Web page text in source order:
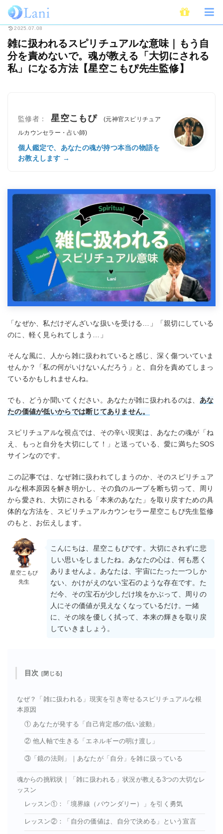
ホーム スピリチュアル 雑に扱われるスピリチュアルな意味｜もう自分を
2025.07.08
雑に扱われるスピリチュアルな意味｜もう自
分を責めないで。魂が教える「大切にされる
私」になる方法【星空こもぴ先生監修】
監修者： 星空こもぴ
(元神官スピリチュア
ルカウンセラー・占い師)
個人鑑定で、あなたの魂が持つ本当の物語を
お教えします →
「なぜか、私だけぞんざいな扱いを受ける…」「親切にしている
のに、軽く見られてしまう…」
そんな風に、人から雑に扱われていると感じ、深く傷ついていま
せんか？「私の何がいけないんだろう」と、自分を責めてしまっ
ているかもしれませんね。
でも、どうか聞いてください。あなたが雑に扱われるのは、 あな
たの価値が低いからでは断じてありません。
スピリチュアルな視点では、その辛い現実は、あなたの魂が「ね
え、もっと自分を大切にして！」と送っている、愛に満ちたSOS
サインなのです。
この記事では、なぜ雑に扱われてしまうのか、そのスピリチュア
ルな根本原因を解き明かし、その負のループを断ち切って、周り
から愛され、大切にされる「本来のあなた」を取り戻すための具
体的な方法を、スピリチュアルカウンセラー星空こもぴ先生監修
のもと、お伝えします。
星空こもぴ
先生
こんにちは、星空こもぴです。大切にされずに悲
しい思いをしましたね。あなたの心は、何も悪く
ありませんよ。あなたは、宇宙にたった一つしか
ない、かけがえのない宝石のような存在です。た
だ今、その宝石が少しだけ埃をかぶって、周りの
人にその価値が見えなくなっているだけ。一緒
に、その埃を優しく拭って、本来の輝きを取り戻
していきましょう。
目次
なぜ？「雑に扱われる」現実を引き寄せるスピリチュアルな根
本原因
① あなたが発する「自己肯定感の低い波動」
② 他人軸で生きる「エネルギーの明け渡し」
③「鏡の法則」｜あなたが「自分」を雑に扱っている
魂からの挑戦状｜「雑に扱われる」状況が教える3つの大切なレ
ッスン
レッスン①：「境界線（バウンダリー）」を引く勇気
レッスン②：「自分の価値は、自分で決める」という宣言